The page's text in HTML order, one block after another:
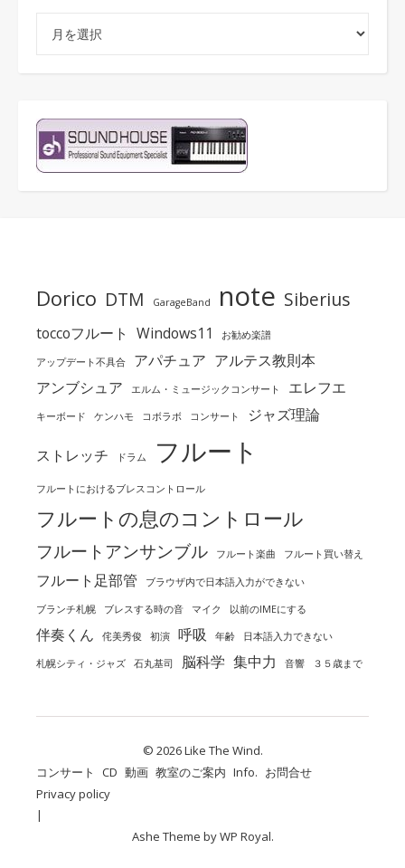
Dorico DTM GarageBand note Siberius
toccoフルート Windows11 お勧め楽譜
アップデート不具合 アパチュア アルテス教則本
アンブシュア
エルム・ミュージックコンサート エレフエ
キーボード ケンハモ コボラボ コンサート ジャズ理論
ストレッチ ドラム フルート
フルートにおけるブレスコントロール
フルートの息のコントロール
フルートアンサンブル フルート楽曲 フルート買い替え
フルート足部管 ブラウザ内で日本語入力ができない
ブランチ札幌 ブレスする時の音 マイク 以前のIMEにする
伴奏くん 侘美秀俊 初演 呼吸 年齢 日本語入力できない
札幌シティ・ジャズ 石丸基司 脳科学 集中力 音響 ３５歳まで
© 2026 Like The Wind.
コンサート
CD 動画 教室のご案内 Info. お問合せ
Privacy policy
Ashe Theme byWP Royal.